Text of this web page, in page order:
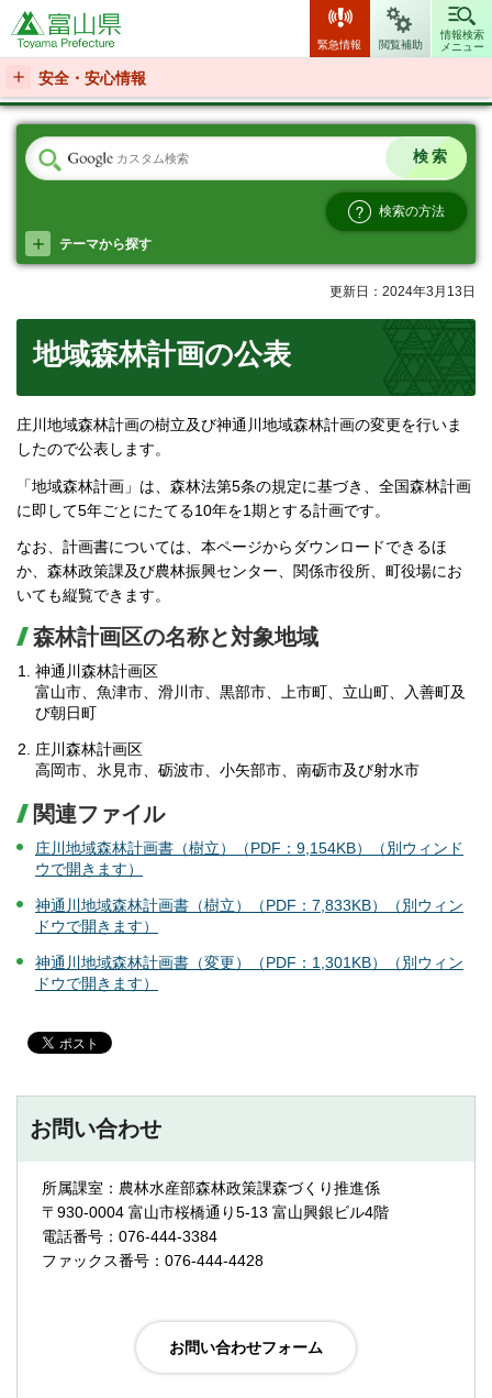
富山県
緊急情報 閲覧補助
情報検索
メニュー
安全・安心情報
検索の方法
テーマから探す
更新日：2024年3月13日
地域森林計画の公表
庄川地域森林計画の樹立及び神通川地域森林計画の変更を行いま
したので公表します。
「地域森林計画」は、森林法第5条の規定に基づき、全国森林計画
に即して5年ごとにたてる10年を1期とする計画です。
なお、計画書については、本ページからダウンロードできるほ
か、森林政策課及び農林振興センター、関係市役所、町役場にお
いても縦覧できます。
森林計画区の名称と対象地域
神通川森林計画区
富山市、魚津市、滑川市、黒部市、上市町、立山町、入善町及
び朝日町
庄川森林計画区
高岡市、氷見市、砺波市、小矢部市、南砺市及び射水市
関連ファイル
庄川地域森林計画書（樹立）（PDF：9,154KB）（別ウィンド
ウで開きます）
神通川地域森林計画書（樹立）（PDF：7,833KB）（別ウィン
ドウで開きます）
神通川地域森林計画書（変更）（PDF：1,301KB）（別ウィン
ドウで開きます）
お問い合わせ
所属課室：農林水産部森林政策課森づくり推進係
〒930-0004 富山市桜橋通り5-13 富山興銀ビル4階
電話番号：076-444-3384
ファックス番号：076-444-4428